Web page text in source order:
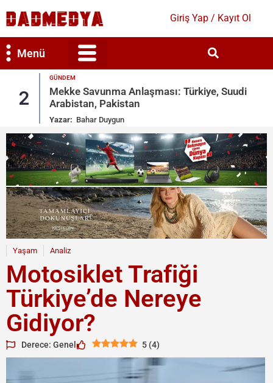
Giriş Yap / Kayıt Ol
Menü
2
GÜNDEM
Mekke Savunma Anlaşması: Türkiye, Suudi
Arabistan, Pakistan
Yazar: Bahar Duygun
Yaşam Analiz
Motosiklet Trafiği
Türkiye’de Nereye
Gidiyor?
Derece: Genel 5 (4)